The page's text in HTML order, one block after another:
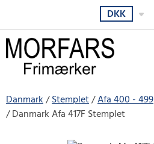
DKK
Danmark Stemplet Afa 400 - 499
Danmark Afa 417F Stemplet